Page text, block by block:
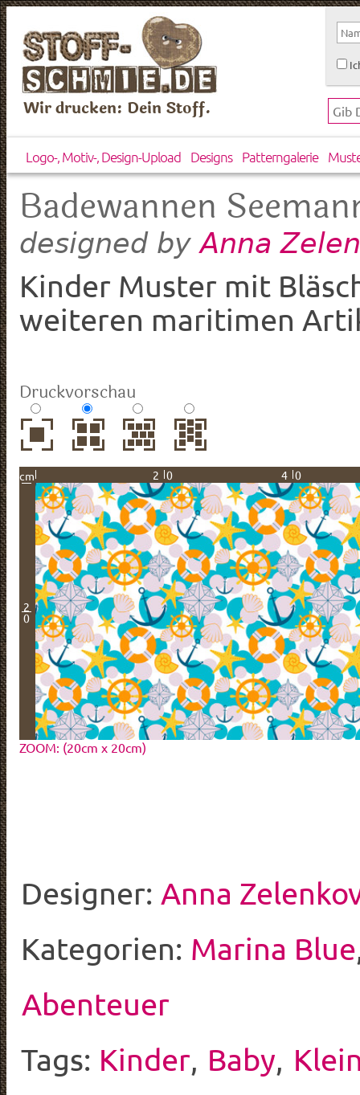
Wir drucken: Dein Stoff.
Logo-, Motiv-, Design-Upload Designs Patterngalerie
Badewannen
designed byAnna
Kinder Muster mit
weiteren maritimen
Druckvorschau
cm 20 40
2
0
ZOOM: (20cm x 20cm)
Designer: Anna
Kategorien: Marina Blue
Abenteuer
Tags: Kinder, Baby,